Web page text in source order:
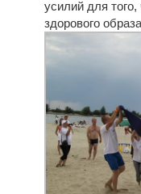
усилий для
здорового